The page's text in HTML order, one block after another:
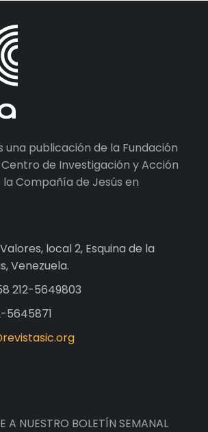
una publicación de la Fundación
de Investigación y Acción
la Compañía de Jesús en
local 2, Esquina de la
Venezuela.
212-5649803
5645871
A NUESTRO BOLETÍN SEMANAL